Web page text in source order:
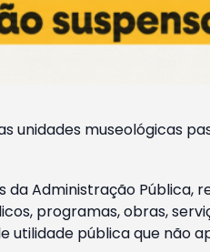
unidades museológicas
Administração Pública,
programas, obras,
utilidade pública que não